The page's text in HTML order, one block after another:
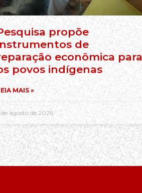
propõe
de
econômica para
povos indígenas
MAIS »
de agosto de 2026